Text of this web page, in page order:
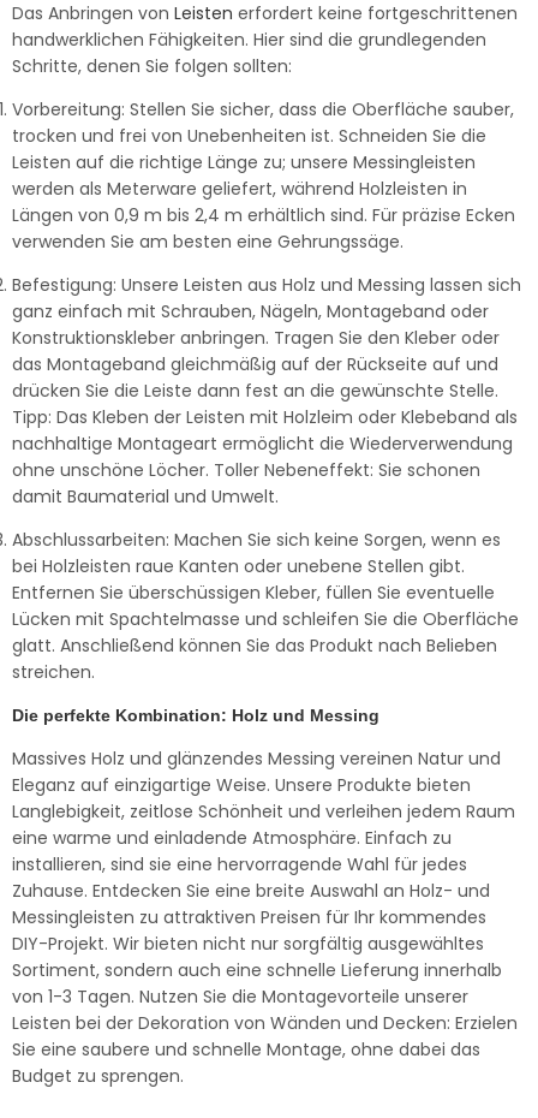
Das Anbringen von Leisten erfordert keine fortgeschrittenen
handwerklichen Fähigkeiten. Hier sind die grundlegenden
Schritte, denen Sie folgen sollten:
Vorbereitung: Stellen Sie sicher, dass die Oberfläche sauber,
trocken und frei von Unebenheiten ist. Schneiden Sie die
Leisten auf die richtige Länge zu; unsere Messingleisten
werden als Meterware geliefert, während Holzleisten in
Längen von 0,9 m bis 2,4 m erhältlich sind. Für präzise Ecken
verwenden Sie am besten eine Gehrungssäge.
Befestigung: Unsere Leisten aus Holz und Messing lassen sich
ganz einfach mit Schrauben, Nägeln, Montageband oder
Konstruktionskleber anbringen. Tragen Sie den Kleber oder
das Montageband gleichmäßig auf der Rückseite auf und
drücken Sie die Leiste dann fest an die gewünschte Stelle.
Tipp: Das Kleben der Leisten mit Holzleim oder Klebeband als
nachhaltige Montageart ermöglicht die Wiederverwendung
ohne unschöne Löcher. Toller Nebeneffekt: Sie schonen
damit Baumaterial und Umwelt.
Abschlussarbeiten: Machen Sie sich keine Sorgen, wenn es
bei Holzleisten raue Kanten oder unebene Stellen gibt.
Entfernen Sie überschüssigen Kleber, füllen Sie eventuelle
Lücken mit Spachtelmasse und schleifen Sie die Oberfläche
glatt. Anschließend können Sie das Produkt nach Belieben
streichen.
Die perfekte Kombination: Holz und Messing
Massives Holz und glänzendes Messing vereinen Natur und
Eleganz auf einzigartige Weise. Unsere Produkte bieten
Langlebigkeit, zeitlose Schönheit und verleihen jedem Raum
eine warme und einladende Atmosphäre. Einfach zu
installieren, sind sie eine hervorragende Wahl für jedes
Zuhause. Entdecken Sie eine breite Auswahl an Holz- und
Messingleisten zu attraktiven Preisen für Ihr kommendes
DIY-Projekt. Wir bieten nicht nur sorgfältig ausgewähltes
Sortiment, sondern auch eine schnelle Lieferung innerhalb
von 1-3 Tagen. Nutzen Sie die Montagevorteile unserer
Leisten bei der Dekoration von Wänden und Decken: Erzielen
Sie eine saubere und schnelle Montage, ohne dabei das
Budget zu sprengen.